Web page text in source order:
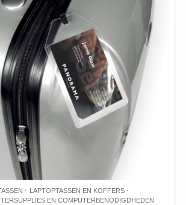
LAPTOPTASSEN EN KOFFERS
EN COMPUTERBENODIGDHEDEN